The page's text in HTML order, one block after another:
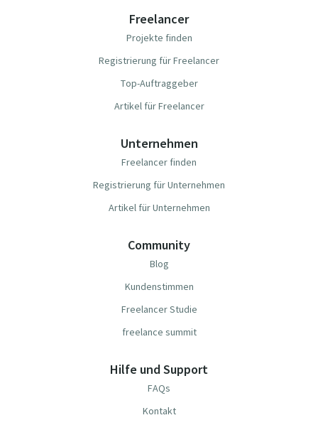
Freelancer
Projekte finden
Registrierung für Freelancer
Top-Auftraggeber
Artikel für Freelancer
Unternehmen
Freelancer finden
Registrierung für Unternehmen
Artikel für Unternehmen
Community
Blog
Kundenstimmen
Freelancer Studie
freelance summit
Hilfe und Support
FAQs
Kontakt